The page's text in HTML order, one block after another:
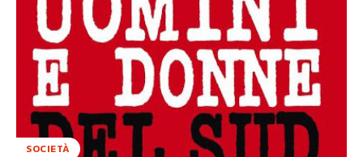
SOCIETÀ